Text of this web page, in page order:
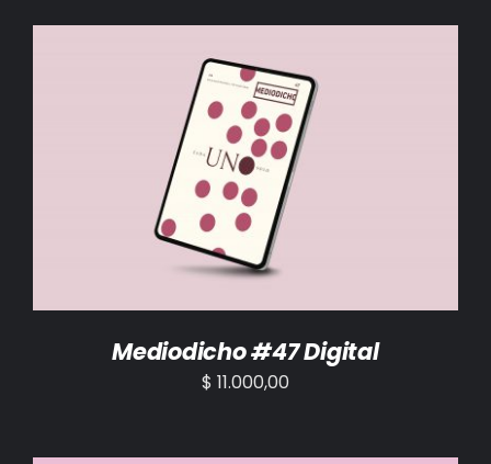
AÑADIR AL CARRITO /
Mediodicho #47 Digital
$ 11.000,00